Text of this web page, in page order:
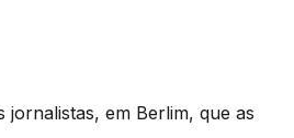
jornalistas, em Berlim, que as